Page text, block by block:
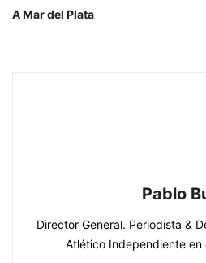
A Mar del Plata
Pablo
Director General. Periodista &
Atlético Independiente en